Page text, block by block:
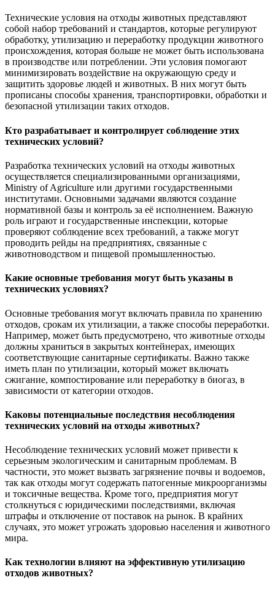
Технические условия на отходы животных представляют
собой набор требований и стандартов, которые регулируют
обработку, утилизацию и переработку продукции животного
происхождения, которая больше не может быть использована
в производстве или потреблении. Эти условия помогают
минимизировать воздействие на окружающую среду и
защитить здоровье людей и животных. В них могут быть
прописаны способы хранения, транспортировки, обработки и
безопасной утилизации таких отходов.
Кто разрабатывает и контролирует соблюдение этих
технических условий?
Разработка технических условий на отходы животных
осуществляется специализированными организациями,
Ministry of Agriculture или другими государственными
институтами. Основными задачами являются создание
нормативной базы и контроль за её исполнением. Важную
роль играют и государственные инспекции, которые
проверяют соблюдение всех требований, а также могут
проводить рейды на предприятиях, связанные с
животноводством и пищевой промышленностью.
Какие основные требования могут быть указаны в
технических условиях?
Основные требования могут включать правила по хранению
отходов, срокам их утилизации, а также способы переработки.
Например, может быть предусмотрено, что животные отходы
должны храниться в закрытых контейнерах, имеющих
соответствующие санитарные сертификаты. Важно также
иметь план по утилизации, который может включать
сжигание, компостирование или переработку в биогаз, в
зависимости от категории отходов.
Каковы потенциальные последствия несоблюдения
технических условий на отходы животных?
Несоблюдение технических условий может привести к
серьезным экологическим и санитарным проблемам. В
частности, это может вызвать загрязнение почвы и водоемов,
так как отходы могут содержать патогенные микроорганизмы
и токсичные вещества. Кроме того, предприятия могут
столкнуться с юридическими последствиями, включая
штрафы и отключение от поставок на рынок. В крайних
случаях, это может угрожать здоровью населения и животного
мира.
Как технологии влияют на эффективную утилизацию
отходов животных?